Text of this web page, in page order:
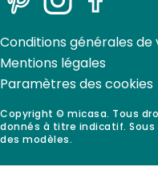
PinterestInstagramFacebook
Copyright © micasa. Tous
donnés à titre indicatif.
des modèles.
Conditions générales de
Mentions légales
Paramètres des cookies